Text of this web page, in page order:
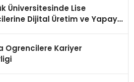
Üniversitesinde Lise
Dijital Üretim ve Yapay
Ogrencilere Kariyer